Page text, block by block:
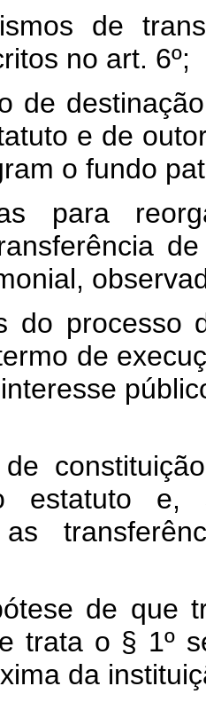
de
no art. 6º;
de
e de
o fundo
para
do processo
de
estatuto e,
as
de que
trata o § 1º
da